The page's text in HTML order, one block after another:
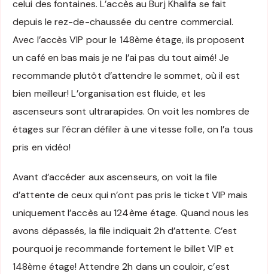
celui des fontaines. L’accès au Burj Khalifa se fait
depuis le rez-de-chaussée du centre commercial.
Avec l’accès VIP pour le 148ème étage, ils proposent
un café en bas mais je ne l’ai pas du tout aimé! Je
recommande plutôt d’attendre le sommet, où il est
bien meilleur! L’organisation est fluide, et les
ascenseurs sont ultrarapides. On voit les nombres de
étages sur l’écran défiler à une vitesse folle, on l’a tous
pris en vidéo!
Avant d’accéder aux ascenseurs, on voit la file
d’attente de ceux qui n’ont pas pris le ticket VIP mais
uniquement l’accès au 124ème étage. Quand nous les
avons dépassés, la file indiquait 2h d’attente. C’est
pourquoi je recommande fortement le billet VIP et
148ème étage! Attendre 2h dans un couloir, c’est